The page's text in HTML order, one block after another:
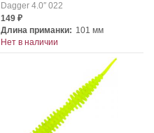
Dagger 4.0″ 022
149 ₽
Длина приманки: 101 мм
Нет в наличии